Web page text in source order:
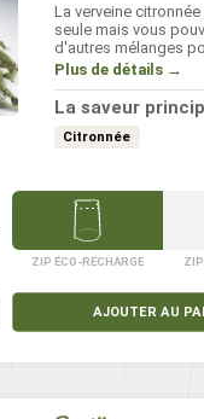
La verveine
seule mais vous
d'autres mélanges
saveurs plus intenses
et calme les
les ballonnements.
Plus de détails →
La saveur
Citronnée
ZIP ÉCO-RECHARGE
AJOUTER AU